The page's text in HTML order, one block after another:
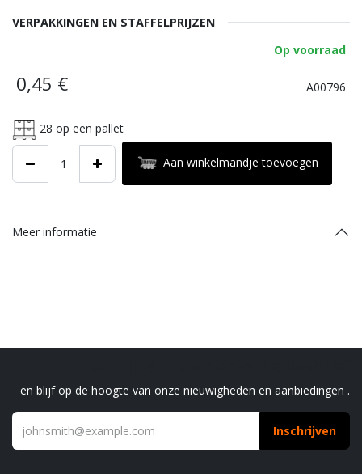
VERPAKKINGEN EN STAFFELPRIJZEN
Op voorraad
0,45 € A00796
28 op een pallet
Aan winkelmandje toevoegen
Meer informatie
en blijf op de hoogte van onze nieuwigheden en aanbiedingen .
Inschrijven